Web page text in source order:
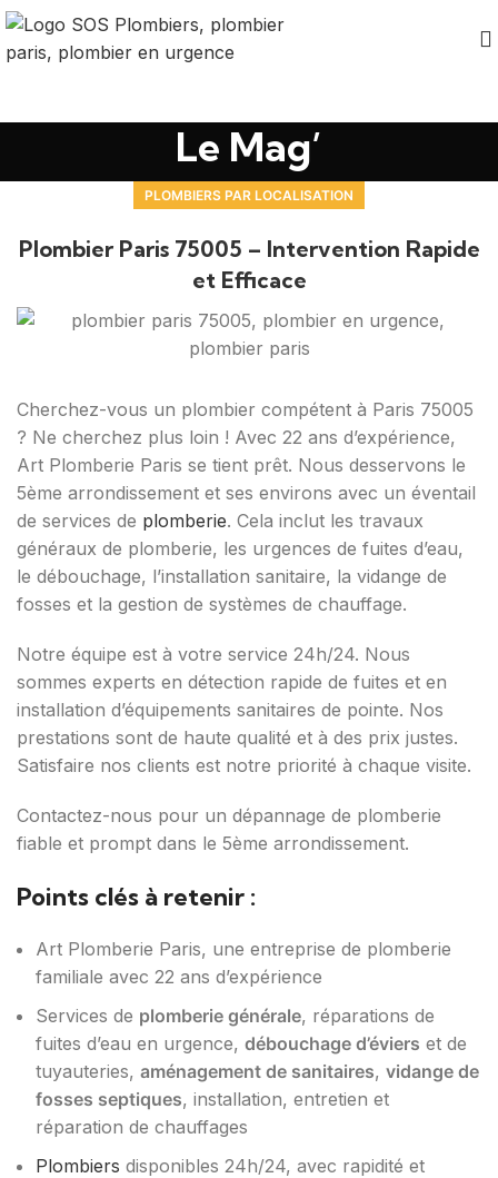
Le Mag’
PLOMBIERS PAR LOCALISATION
Plombier Paris 75005 – Intervention Rapide
et Efficace
Cherchez-vous un plombier compétent à Paris 75005
? Ne cherchez plus loin ! Avec 22 ans d’expérience,
Art Plomberie Paris se tient prêt. Nous desservons le
5ème arrondissement et ses environs avec un éventail
de services de plomberie. Cela inclut les travaux
généraux de plomberie, les urgences de fuites d’eau,
le débouchage, l’installation sanitaire, la vidange de
fosses et la gestion de systèmes de chauffage.
Notre équipe est à votre service 24h/24. Nous
sommes experts en détection rapide de fuites et en
installation d’équipements sanitaires de pointe. Nos
prestations sont de haute qualité et à des prix justes.
Satisfaire nos clients est notre priorité à chaque visite.
Contactez-nous pour un dépannage de plomberie
fiable et prompt dans le 5ème arrondissement.
Points clés à retenir :
Art Plomberie Paris, une entreprise de plomberie
familiale avec 22 ans d’expérience
Services de plomberie générale, réparations de
fuites d’eau en urgence, débouchage d’éviers et de
tuyauteries, aménagement de sanitaires, vidange de
fosses septiques, installation, entretien et
réparation de chauffages
Plombiers disponibles 24h/24, avec rapidité et